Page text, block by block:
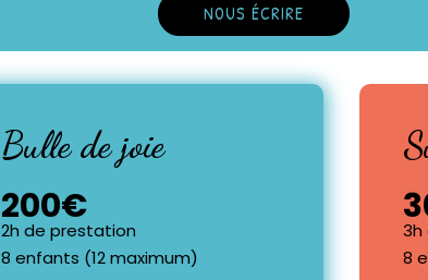
NOUS ÉCRIRE
Bulle de joie
200€
2h de prestation
8 enfants (12 maximum)
3h
8